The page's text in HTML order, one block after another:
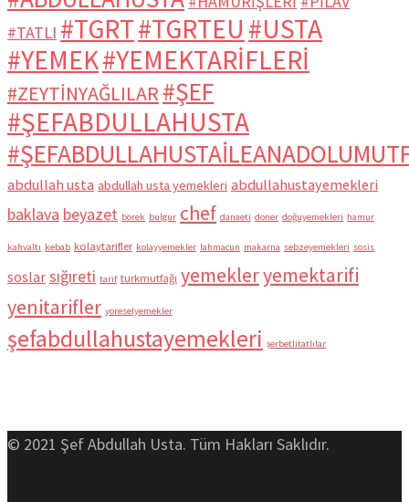
#TATLI #TGRT#TGRTEU #USTA
#YEMEK#YEMEKTARİFLERİ
#ZEYTİNYAĞLILAR #ŞEF
#ŞEFABDULLAHUSTA
abdullah usta abdullah usta yemekleri abdullahustayemekleri
baklava beyazet borek bulgur chef danaeti doner doğuyemekleri hamur
kahvaltı kebab kolaytarifler kolayyemekler lahmacun makarna sebzeyemekleri sosis
soslar sığıreti tarif turkmutfağı yemekleryemektarifi
yenitarifler yoreselyemekler
şefabdullahustayemekleri şerbetlitatlılar
© 2021 Şef Abdullah Usta. Tüm Hakları Saklıdır.